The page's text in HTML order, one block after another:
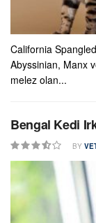
California
Abyssinian, Manx
melez olan...
Bengal Kedi
BY